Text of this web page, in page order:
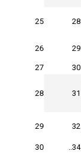
25 28
26 29
27 30
28 31
29 32
30 ..34